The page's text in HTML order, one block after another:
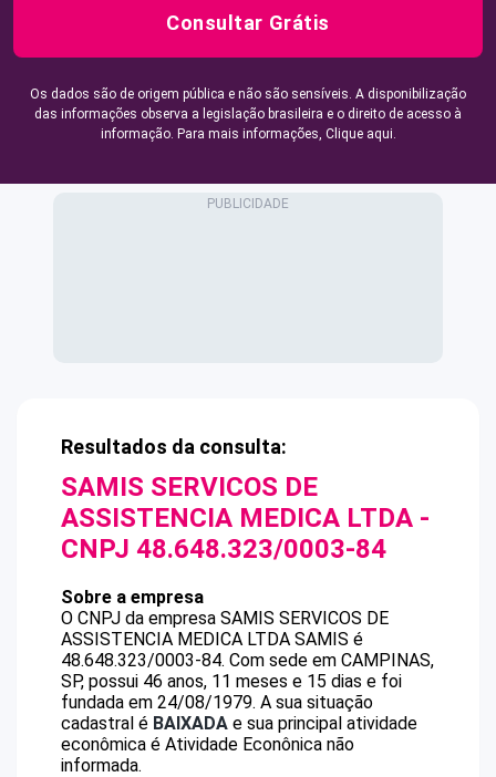
Consultar Grátis
Os dados são de origem pública e não são sensíveis. A disponibilização
das informações observa a legislação brasileira e o direito de acesso à
informação. Para mais informações, Clique aqui.
Resultados da consulta:
SAMIS SERVICOS DE
ASSISTENCIA MEDICA LTDA -
CNPJ 48.648.323/0003-84
Sobre a empresa
O CNPJ da empresa SAMIS SERVICOS DE
ASSISTENCIA MEDICA LTDA SAMIS é
48.648.323/0003-84. Com sede em CAMPINAS,
SP, possui 46 anos, 11 meses e 15 dias e foi
fundada em 24/08/1979. A sua situação
cadastral é BAIXADA e sua principal atividade
econômica é Atividade Econônica não
informada.